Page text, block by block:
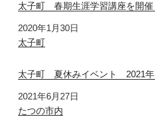
太子町 春期生涯学習講座を開催
日付
2020年1月30日
関連理由
太子町
太子町 夏休みイベント 2021年
日付
2021年6月27日
関連理由
たつの市内